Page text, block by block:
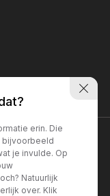
erin. Die
bijvoorbeeld
je invulde. Op
Natuurlijk
over. Klik